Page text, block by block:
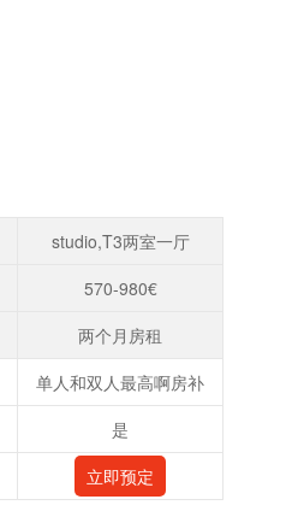
studio,T3两室一厅
570-980€
两个月房租
单人和双人最高啊房补
是
立即预定